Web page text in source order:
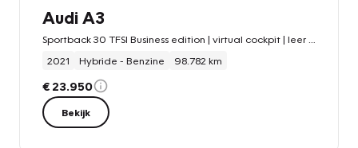
Audi A3
2021
Hybride - Benzine 98.782 km
€ 23.950
Bekijk